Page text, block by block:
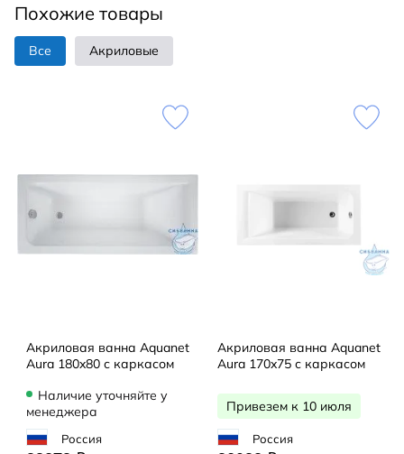
Похожие товары
Все Акриловые
Акриловая ванна Aquanet
Aura 180x80 с каркасом
Наличие уточняйте у
менеджера
Россия
Акриловая ванна Aquanet
Aura 170x75 с каркасом
Привезем к 10 июля
Россия